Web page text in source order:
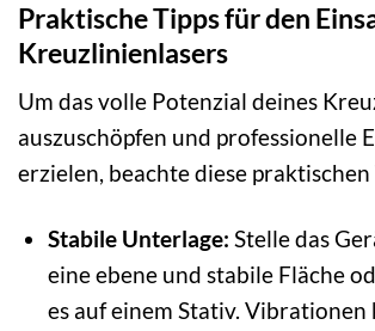
Praktische Tipps für den
Kreuzlinienlasers
Um das volle Potenzial deines
auszuschöpfen und professionelle
erzielen, beachte diese praktischen
Stabile Unterlage: Stelle das
eine ebene und stabile Fläche
es auf einem Stativ. Vibrationen